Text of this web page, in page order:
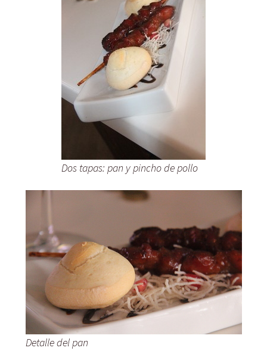
Dos tapas: pan y pincho de pollo
Detalle del pan